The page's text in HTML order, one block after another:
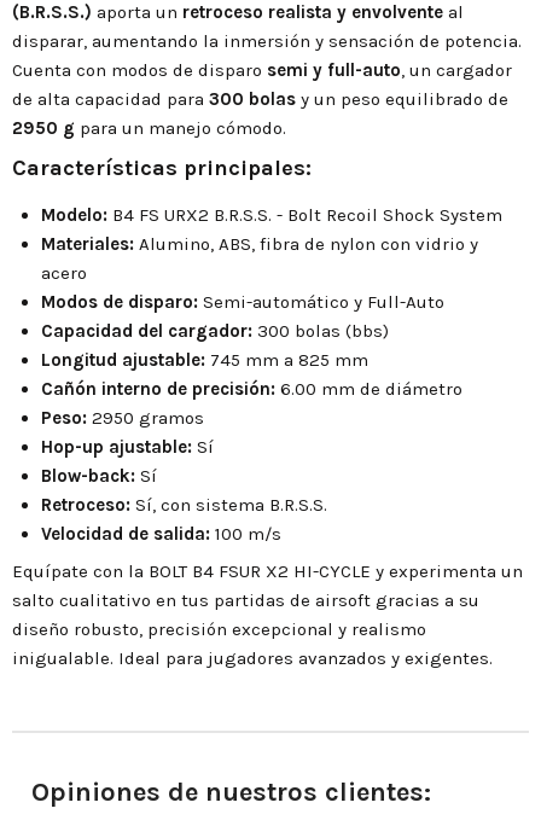
(B.R.S.S.) aporta un retroceso realista y envolvente al
disparar, aumentando la inmersión y sensación de potencia.
Cuenta con modos de disparo semi y full-auto, un cargador
de alta capacidad para 300 bolas y un peso equilibrado de
2950 g para un manejo cómodo.
Características principales:
Modelo: B4 FS URX2 B.R.S.S. - Bolt Recoil Shock System
Materiales: Alumino, ABS, fibra de nylon con vidrio y
acero
Modos de disparo: Semi-automático y Full-Auto
Capacidad del cargador: 300 bolas (bbs)
Longitud ajustable: 745 mm a 825 mm
Cañón interno de precisión: 6.00 mm de diámetro
Peso: 2950 gramos
Hop-up ajustable: Sí
Blow-back: Sí
Retroceso: Sí, con sistema B.R.S.S.
Velocidad de salida: 100 m/s
Equípate con la BOLT B4 FSUR X2 HI-CYCLE y experimenta un
salto cualitativo en tus partidas de airsoft gracias a su
diseño robusto, precisión excepcional y realismo
inigualable. Ideal para jugadores avanzados y exigentes.
Opiniones de nuestros clientes: